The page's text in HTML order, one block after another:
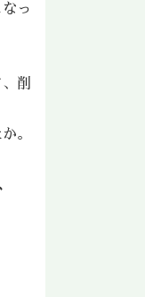
っ
削
。